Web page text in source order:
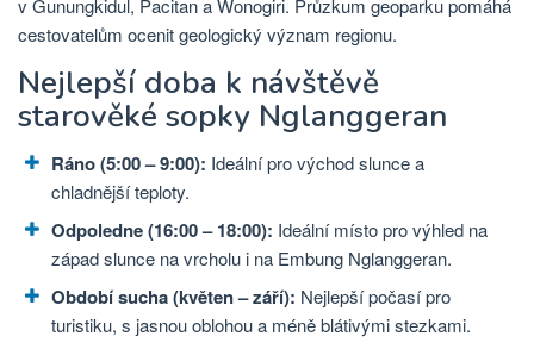
cestovatelům ocenit geologický význam regionu.
Nejlepší doba k návštěvě
starověké sopky Nglanggeran
Ráno (5:00 – 9:00): Ideální pro východ slunce a
chladnější teploty.
Odpoledne (16:00 – 18:00): Ideální místo pro výhled na
západ slunce na vrcholu i na Embung Nglanggeran.
Období sucha (květen – září): Nejlepší počasí pro
turistiku, s jasnou oblohou a méně blátivými stezkami.